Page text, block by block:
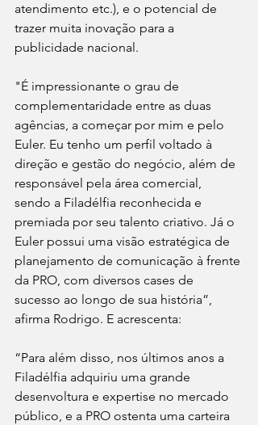
atendimento etc.), e o potencial de
trazer muita inovação para a
publicidade nacional.
"É impressionante o grau de
complementaridade entre as duas
agências, a começar por mim e pelo
Euler. Eu tenho um perfil voltado à
direção e gestão do negócio, além de
responsável pela área comercial,
sendo a Filadélfia reconhecida e
premiada por seu talento criativo. Já o
Euler possui uma visão estratégica de
planejamento de comunicação à frente
da PRO, com diversos cases de
sucesso ao longo de sua história”,
afirma Rodrigo. E acrescenta:
“Para além disso, nos últimos anos a
Filadélfia adquiriu uma grande
desenvoltura e expertise no mercado
público, e a PRO ostenta uma carteira